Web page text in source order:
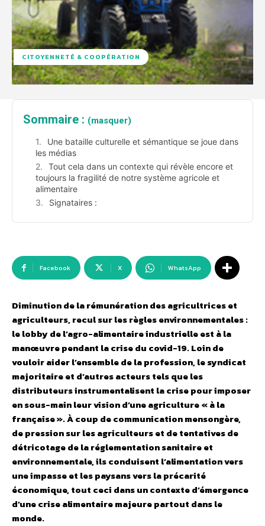
CITOYENNETÉ & COOPÉRATION
Sommaire : (masquer)
Une bataille culturelle et sémantique se joue dans
les médias
Tout cela dans un contexte qui révèle encore et
toujours la fragilité de notre système agricole et
alimentaire
Signataires :
Facebook X WhatsApp
Diminution de la rémunération des agricultrices et
agriculteurs, recul sur les règles environnementales :
le lobby de l’agro-alimentaire industrielle est à la
manœuvre pendant la crise du covid-19. Loin de
vouloir aider l’ensemble de la profession, le syndicat
majoritaire et d’autres acteurs tels que les
distributeurs instrumentalisent la crise pour imposer
en sous-main leur vision d’une agriculture « à la
française ». À coup de communication mensongère,
de pression sur les agriculteurs et de tentatives de
détricotage de la réglementation sanitaire et
environnementale, ils conduisent l’alimentation vers
une impasse et les paysans vers la précarité
économique, tout ceci dans un contexte d’émergence
d’une crise alimentaire majeure partout dans le
monde.